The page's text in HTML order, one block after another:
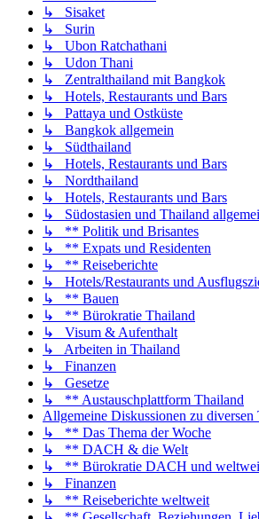
↳ Sisaket
↳ Surin
↳ Ubon Ratchathani
↳ Udon Thani
↳ Zentralthailand mit Bangkok
↳ Hotels, Restaurants und Bars
↳ Pattaya und Ostküste
↳ Bangkok allgemein
↳ Südthailand
↳ Hotels, Restaurants und Bars
↳ Nordthailand
↳ Hotels, Restaurants und Bars
↳ Südostasien und Thailand
↳ ** Politik und Brisantes
↳ ** Expats und Residenten
↳ ** Reiseberichte
↳ Hotels/Restaurants und
↳ ** Bauen
↳ ** Bürokratie Thailand
↳ Visum & Aufenthalt
↳ Arbeiten in Thailand
↳ Finanzen
↳ Gesetze
↳ ** Austauschplattform Thailand
Allgemeine Diskussionen zu diversen
↳ ** Das Thema der Woche
↳ ** DACH & die Welt
↳ ** Bürokratie DACH und
↳ Finanzen
↳ ** Reiseberichte weltweit